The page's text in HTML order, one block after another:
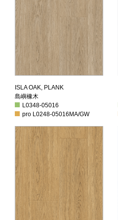
島嶼橡木
L0348-05016
pro L0248-05016
ISLA OAK, PLANK
島嶼橡木
L0348-05016
pro L0248-05016MA/GW